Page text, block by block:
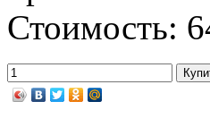
Стоимость: